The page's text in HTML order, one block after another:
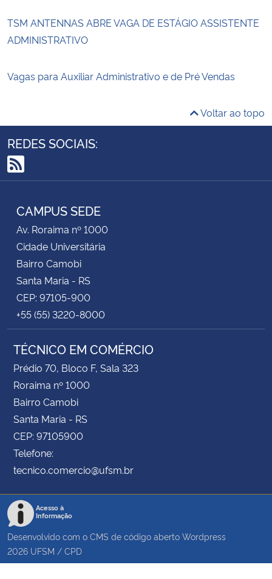
TSM ANTENNAS ABRE VAGA DE ESTÁGIO ASSISTENTE
ADMINISTRATIVO
Vagas para Auxiliar Administrativo e de Pré Vendas
Voltar ao topo
REDES SOCIAIS:
RSS
CAMPUS SEDE
Av. Roraima nº 1000
Cidade Universitária
Bairro Camobi
Santa Maria - RS
CEP: 97105-900
+55 (55) 3220-8000
TÉCNICO EM COMÉRCIO
Prédio 70, Bloco F, Sala 323
Roraima nº 1000
Bairro Camobi
Santa Maria - RS
CEP: 97105900
Telefone:
tecnico.comercio@ufsm.br
Acesso à
Informação
Desenvolvido com o CMS de código aberto Wordpress
2026 UFSM / CPD